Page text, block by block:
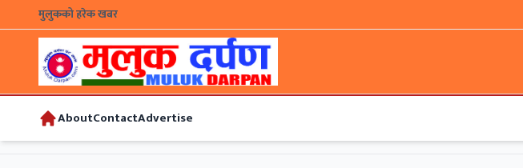
मुलुकको हरेक खबर
AboutContactAdvertise